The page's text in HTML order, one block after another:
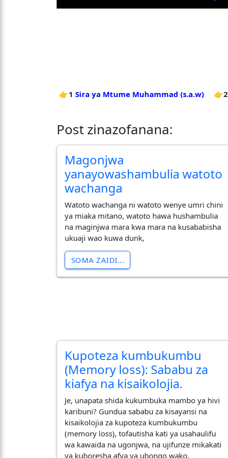
👉1 Sira ya Mtume Muhammad (s.a.w) 👉2
Post zinazofanana:
Magonjwa
yanayowashambulia watoto
wachanga
Watoto wachanga ni watoto wenye umri chini
ya miaka mitano, watoto hawa hushambulia
na maginjwa mara kwa mara na kusababisha
ukuaji wao kuwa dunk,
SOMA ZAIDI...
Kupoteza kumbukumbu
(Memory loss): Sababu za
kiafya na kisaikolojia.
​Je, unapata shida kukumbuka mambo ya hivi
karibuni? Gundua sababu za kisayansi na
kisaikolojia za kupoteza kumbukumbu
(memory loss), tofautisha kati ya usahaulifu
wa kawaida na ugonjwa, na ujifunze mikakati
ya kuboresha afya ya ubongo wako.